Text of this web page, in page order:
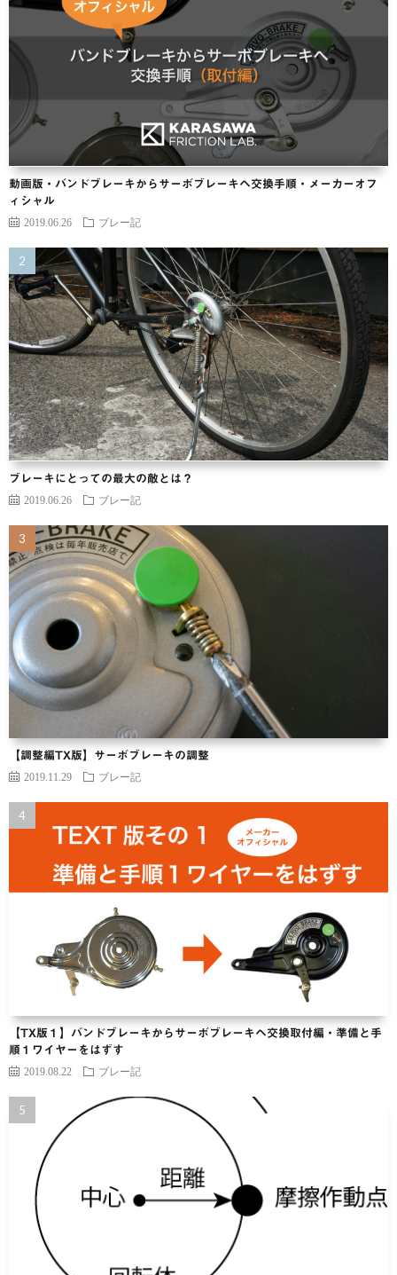
動画版・バンドブレーキからサーボブレーキヘ交換手順・メーカーオフ
ィシャル
2019.06.26 ブレー記
ブレーキにとっての最大の敵とは？
2019.06.26 ブレー記
【調整編TX版】サーボブレーキの調整
2019.11.29 ブレー記
【TX版１】バンドブレーキからサーボブレーキヘ交換取付編・準備と手
順１ワイヤーをはずす
2019.08.22 ブレー記